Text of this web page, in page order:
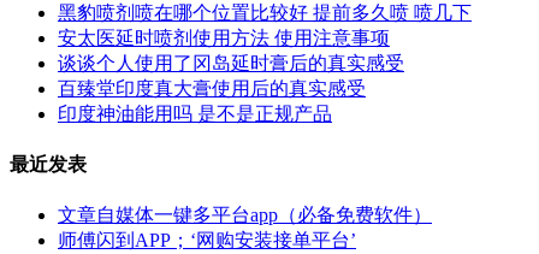
黑豹喷剂喷在哪个位置比较好 提前多久喷 喷几下
安太医延时喷剂使用方法 使用注意事项
谈谈个人使用了冈岛延时膏后的真实感受
百臻堂印度真大膏使用后的真实感受
印度神油能用吗 是不是正规产品
最近发表
文章自媒体一键多平台app（必备免费软件）
师傅闪到APP；‘网购安装接单平台’